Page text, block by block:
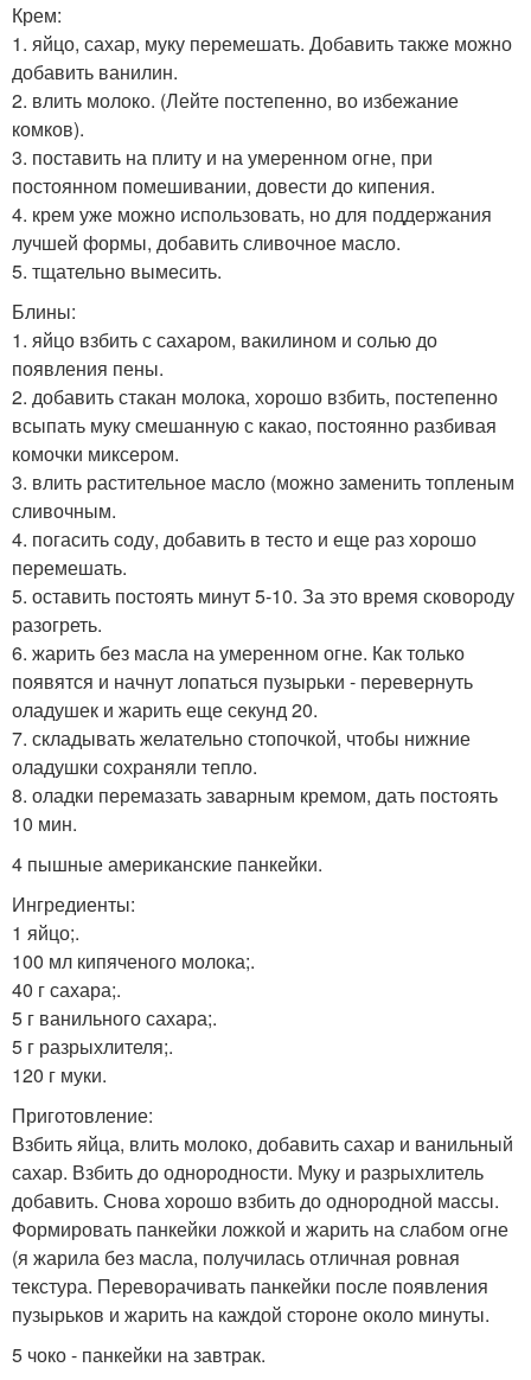
Крем:
1. яйцо, сахар, муку перемешать. Добавить также можно
добавить ванилин.
2. влить молоко. (Лейте постепенно, во избежание
комков).
3. поставить на плиту и на умеренном огне, при
постоянном помешивании, довести до кипения.
4. крем уже можно использовать, но для поддержания
лучшей формы, добавить сливочное масло.
5. тщательно вымесить.
Блины:
1. яйцо взбить с сахаром, вакилином и солью до
появления пены.
2. добавить стакан молока, хорошо взбить, постепенно
всыпать муку смешанную с какао, постоянно разбивая
комочки миксером.
3. влить растительное масло (можно заменить топленым
сливочным.
4. погасить соду, добавить в тесто и еще раз хорошо
перемешать.
5. оставить постоять минут 5-10. За это время сковороду
разогреть.
6. жарить без масла на умеренном огне. Как только
появятся и начнут лопаться пузырьки - перевернуть
оладушек и жарить еще секунд 20.
7. складывать желательно стопочкой, чтобы нижние
оладушки сохраняли тепло.
8. оладки перемазать заварным кремом, дать постоять
10 мин.
4 пышные американские панкейки.
Ингредиенты:
1 яйцо;.
100 мл кипяченого молока;.
40 г сахара;.
5 г ванильного сахара;.
5 г разрыхлителя;.
120 г муки.
Приготовление:
Взбить яйца, влить молоко, добавить сахар и ванильный
сахар. Взбить до однородности. Муку и разрыхлитель
добавить. Снова хорошо взбить до однородной массы.
Формировать панкейки ложкой и жарить на слабом огне
(я жарила без масла, получилась отличная ровная
текстура. Переворачивать панкейки после появления
пузырьков и жарить на каждой стороне около минуты.
5 чоко - панкейки на завтрак.